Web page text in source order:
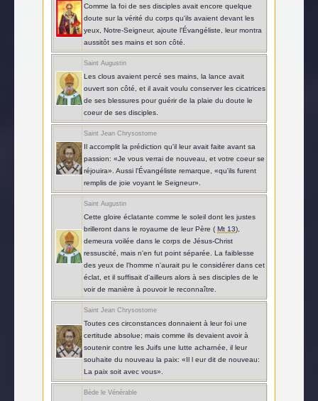
Comme la foi de ses disciples avait encore quelque
doute sur la vérité du corps qu'ils avaient devant les
yeux, Notre-Seigneur, ajoute l'Évangéliste, leur montra
aussitôt ses mains et son côté.
Saint Augustin
Les clous avaient percé ses mains, la lance avait
ouvert son côté, et il avait voulu conserver les cicatrices
de ses blessures pour guérir de la plaie du doute le
coeur de ses disciples.
Saint Jean Chrysostome
Il accomplit la prédiction qu'il leur avait faite avant sa
passion: «Je vous verrai de nouveau, et votre coeur se
réjouira». Aussi l'Évangéliste remarque, «qu'ils furent
remplis de joie voyant le Seigneur».
Saint Augustin
Cette gloire éclatante comme le soleil dont les justes
brilleront dans le royaume de leur Père ( Mt 13),
demeura voilée dans le corps de Jésus-Christ
ressuscité, mais n'en fut point séparée. La faiblesse
des yeux de l'homme n'aurait pu le considérer dans cet
éclat, et il suffisait d'ailleurs alors à ses disciples de le
voir de manière à pouvoir le reconnaître.
Saint Jean Chrysostome
Toutes ces circonstances donnaient à leur foi une
certitude absolue; mais comme ils devaient avoir à
soutenir contre les Juifs une lutte acharnée, il leur
souhaite du nouveau la paix: «Il l eur dit de nouveau:
La paix soit avec vous».
Bède le Vénérable